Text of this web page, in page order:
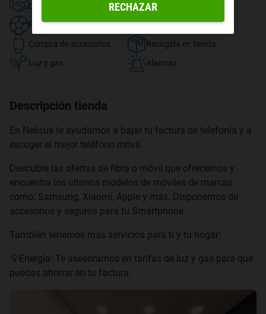
Contratar fibra y móvil
TV y streaming
Fútbol
Compra de dispositivos
Compra de accesorios
Recogida en tienda
Luz y gas
Alarmas
Descripción tienda
En Neksus te ayudamos a bajar tu factura de telefonía y a
escoger el mejor teléfono móvil.
Descubre las ofertas de fibra o móvil que ofrecemos y
encuentra los últimos modelos de móviles de marcas
como: Samsung, Xiaomi, Apple y más. Disponemos de
accesorios y seguros para tu Smartphone.
También tenemos más servicios para ti y tu hogar:
💡Energía: Te asesoramos en tarifas de luz y gas para que
puedas ahorrar en tu factura.
RECHAZAR